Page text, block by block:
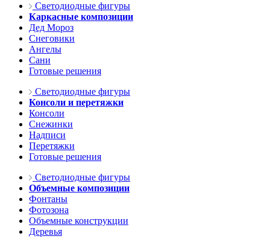
Светодиодные фигуры
Каркасные композиции
Дед Мороз
Снеговики
Ангелы
Сани
Готовые решения
Светодиодные фигуры
Консоли и перетяжки
Консоли
Снежинки
Надписи
Перетяжки
Готовые решения
Светодиодные фигуры
Объемные композиции
Фонтаны
Фотозона
Объемные конструкции
Деревья